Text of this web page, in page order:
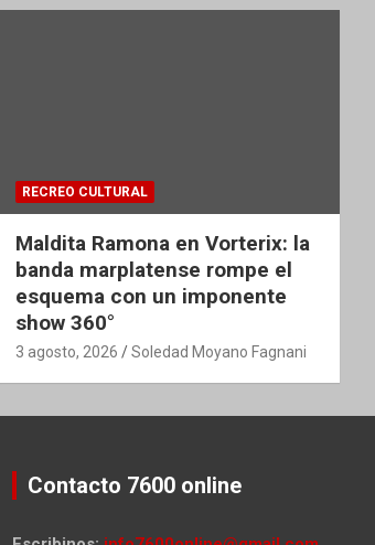
RECREO CULTURAL
Maldita Ramona en Vorterix: la
banda marplatense rompe el
esquema con un imponente
show 360°
3 agosto, 2026 Soledad Moyano Fagnani
Contacto 7600 online